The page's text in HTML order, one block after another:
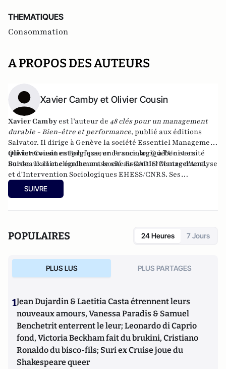
THEMATIQUES
Consommation
A PROPOS DES AUTEURS
Xavier Camby et Olivier Cousin
Xavier Camby est l’auteur de 48 clés pour un management
durable - Bien-être et performance, publié aux éditions
Salvator. Il dirige à Genève la société Essentiel Management
qui intervient en Belgique, en France, au Québec et en
Suisse. Il anime également le siteEssentiel Management.
Olivier Cousinest professeur de sociologie à l'Université
Bordeaux II et chercheur associé au CADIS/Centre d'Analyse
et d'Intervention Sociologiques EHESS/CNRS. Ses
recherches portent sur le rapport des cadres au travail,
l’éducation et la socialisation des élèves. Il a écrit en 2008
SUIVRE
POPULAIRES 24 Heures 7 Jours
PLUS LUS PLUS PARTAGES
1Jean Dujardin & Laetitia Casta étrennent leurs
nouveaux amours, Vanessa Paradis & Samuel
Benchetrit enterrent le leur; Leonardo di Caprio
fond, Victoria Beckham fait du brukini, Cristiano
Ronaldo du bisco-fils; Suri ex Cruise joue du
Shakespeare queer